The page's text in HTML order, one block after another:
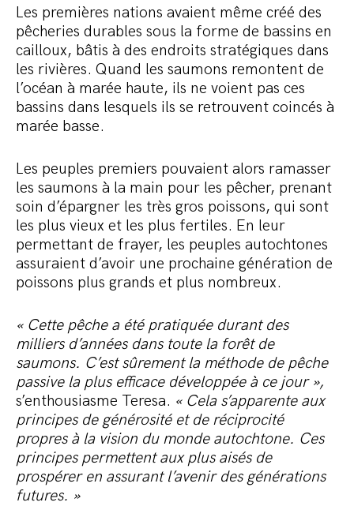
Les premières nations avaient même créé des
pêcheries durables sous la forme de bassins en
cailloux, bâtis à des endroits stratégiques dans
les rivières. Quand les saumons remontent de
l’océan à marée haute, ils ne voient pas ces
bassins dans lesquels ils se retrouvent coincés à
marée basse.
Les peuples premiers pouvaient alors ramasser
les saumons à la main pour les pêcher, prenant
soin d’épargner les très gros poissons, qui sont
les plus vieux et les plus fertiles. En leur
permettant de frayer, les peuples autochtones
assuraient d’avoir une prochaine génération de
poissons plus grands et plus nombreux.
« Cette pêche a été pratiquée durant des
milliers d’années dans toute la forêt de
saumons. C’est sûrement la méthode de pêche
passive la plus efficace développée à ce jour »,
s’enthousiasme Teresa. « Cela s’apparente aux
principes de générosité et de réciprocité
propres à la vision du monde autochtone. Ces
principes permettent aux plus aisés de
prospérer en assurant l’avenir des générations
futures. »